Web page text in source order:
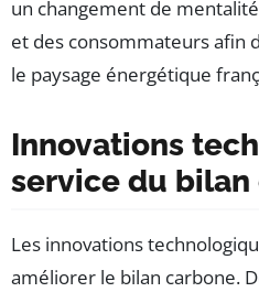
un changement de
et des consommateurs
le paysage énergétique
Innovations
service du bilan
Les innovations
améliorer le bilan carbone.